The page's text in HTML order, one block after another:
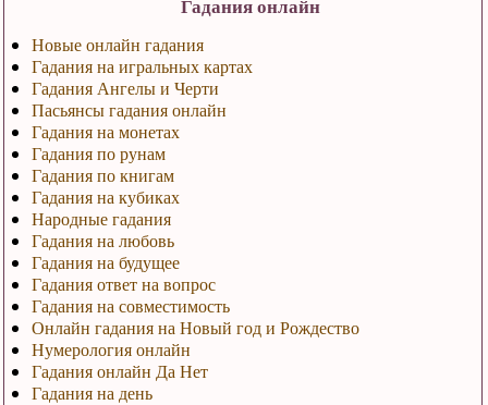
Гадания онлайн
Новые онлайн гадания
Гадания на игральных картах
Гадания Ангелы и Черти
Пасьянсы гадания онлайн
Гадания на монетах
Гадания по рунам
Гадания по книгам
Гадания на кубиках
Народные гадания
Гадания на любовь
Гадания на будущее
Гадания ответ на вопрос
Гадания на совместимость
Онлайн гадания на Новый год и Рождество
Нумерология онлайн
Гадания онлайн Да Нет
Гадания на день